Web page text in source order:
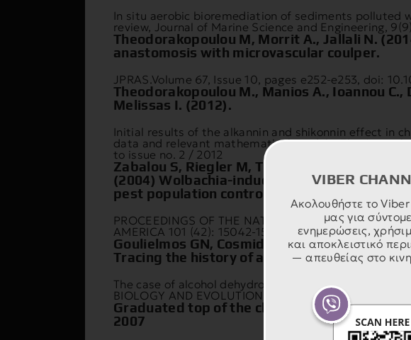
VIBER
Ακολουθήστε το
μας για
ενημερώσεις,
και αποκλειστικό
— απευθείας στο
In situ aerobic bioremediation of sediments polluted
review, Journal of Marine Science and Engineering,
Theodorakopoulou M, Morrit A., Jallali N.
anastomosis with microvascular coulper.
JPRAS.Volume 67, Issue 10, pages e252-e253, doi:
Theodorakopoulou M., Manios A., Ioannou C.,
Melissas I. (2012).
Initial results of the alkannin and shikonnin effect in
data and relevant mathematical models. The Journal
to issue no. 2 / 2012
Zabalou S, Riegler M, Theodorakopoulou M,
(2004) Wolbachia-induced cytoplasmic
pest population control.
PROCEEDINGS OF THE NATIONAL ACADEMY OF
AMERICA 101 (42): 15042-15045
Goulielmos GN, Cosmidis N,
Tracing the history of an enzyme
The case of alcohol dehydrogenase-2 (Adh-2) of the
BIOLOGY AND EVOLUTION 20 (3): 293-306.
Graduated top of the class in Medical School
2007